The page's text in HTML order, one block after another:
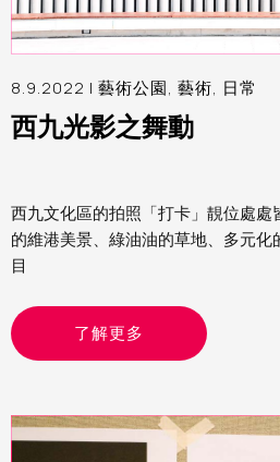
8.9.2022 | 藝術公園, 藝術, 日常
西九光影之舞動
西九文化區的拍照「打卡」靚位處
的維港美景、綠油油的草地、多元
目
了解更多